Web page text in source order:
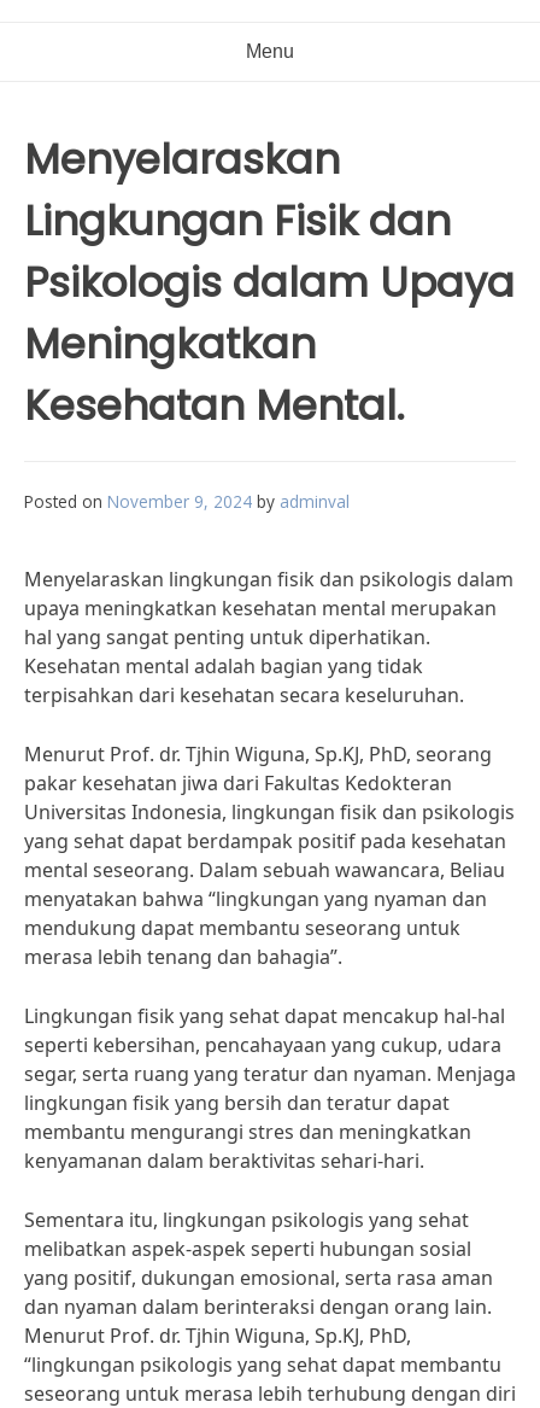
Menu
Menyelaraskan
Lingkungan Fisik dan
Psikologis dalam Upaya
Meningkatkan
Kesehatan Mental.
Posted on November 9, 2024 by adminval
Menyelaraskan lingkungan fisik dan psikologis dalam
upaya meningkatkan kesehatan mental merupakan
hal yang sangat penting untuk diperhatikan.
Kesehatan mental adalah bagian yang tidak
terpisahkan dari kesehatan secara keseluruhan.
Menurut Prof. dr. Tjhin Wiguna, Sp.KJ, PhD, seorang
pakar kesehatan jiwa dari Fakultas Kedokteran
Universitas Indonesia, lingkungan fisik dan psikologis
yang sehat dapat berdampak positif pada kesehatan
mental seseorang. Dalam sebuah wawancara, Beliau
menyatakan bahwa “lingkungan yang nyaman dan
mendukung dapat membantu seseorang untuk
merasa lebih tenang dan bahagia”.
Lingkungan fisik yang sehat dapat mencakup hal-hal
seperti kebersihan, pencahayaan yang cukup, udara
segar, serta ruang yang teratur dan nyaman. Menjaga
lingkungan fisik yang bersih dan teratur dapat
membantu mengurangi stres dan meningkatkan
kenyamanan dalam beraktivitas sehari-hari.
Sementara itu, lingkungan psikologis yang sehat
melibatkan aspek-aspek seperti hubungan sosial
yang positif, dukungan emosional, serta rasa aman
dan nyaman dalam berinteraksi dengan orang lain.
Menurut Prof. dr. Tjhin Wiguna, Sp.KJ, PhD,
“lingkungan psikologis yang sehat dapat membantu
seseorang untuk merasa lebih terhubung dengan diri